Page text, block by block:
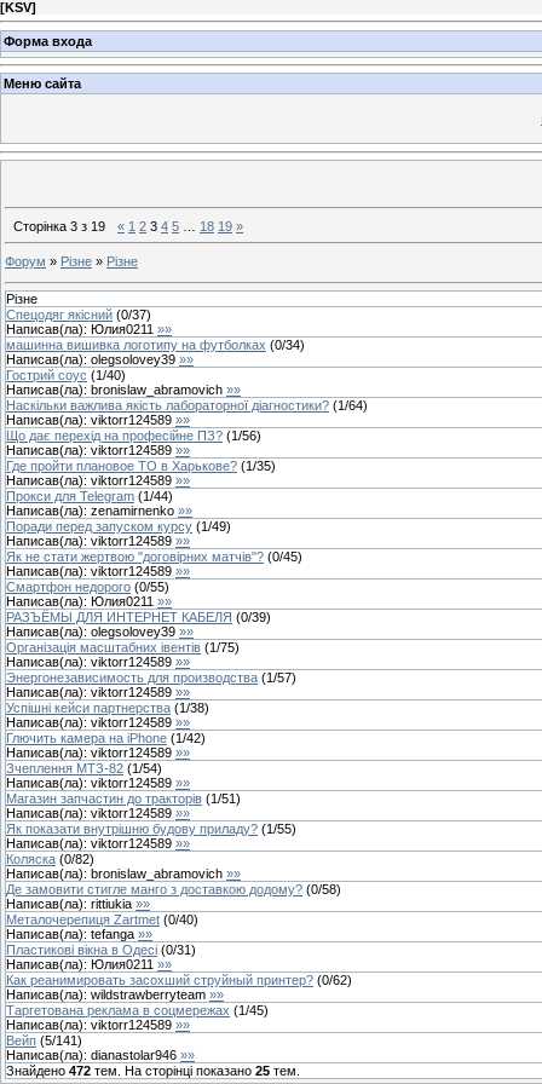
[KSV]
Форма входа
Меню сайта
Сторінка 3 з 19 « 1 2 3 4 5 18 19 »
Форум » Різне » Різне
Різне
Спецодяг якісний (0/37)
Написав(ла): Юлия0211 »»
машинна вишивка логотипу на футболках (0/34)
Написав(ла): olegsolovey39 »»
Гострий соус (1/40)
Написав(ла): bronislaw_abramovich »»
Наскільки важлива якість лабораторної діагностики? (1/64)
Написав(ла): viktorr124589 »»
Що дає перехід на професійне ПЗ? (1/56)
Написав(ла): viktorr124589 »»
Где пройти плановое ТО в Харькове? (1/35)
Написав(ла): viktorr124589 »»
Прокси для Telegram (1/44)
Написав(ла): zenamirnenko »»
Поради перед запуском курсу (1/49)
Написав(ла): viktorr124589 »»
Як не стати жертвою "договірних матчів"? (0/45)
Написав(ла): viktorr124589 »»
Смартфон недорого (0/55)
Написав(ла): Юлия0211 »»
РАЗЪЁМЫ ДЛЯ ИНТЕРНЕТ КАБЕЛЯ (0/39)
Написав(ла): olegsolovey39 »»
Організація масштабних івентів (1/75)
Написав(ла): viktorr124589 »»
Энергонезависимость для производства (1/57)
Написав(ла): viktorr124589 »»
Успішні кейси партнерства (1/38)
Написав(ла): viktorr124589 »»
Глючить камера на iPhone (1/42)
Написав(ла): viktorr124589 »»
Зчеплення МТЗ-82 (1/54)
Написав(ла): viktorr124589 »»
Магазин запчастин до тракторів (1/51)
Написав(ла): viktorr124589 »»
Як показати внутрішню будову приладу? (1/55)
Написав(ла): viktorr124589 »»
Коляска (0/82)
Написав(ла): bronislaw_abramovich »»
Де замовити стигле манго з доставкою додому? (0/58)
Написав(ла): rittiukia »»
Металочерепиця Zartmet (0/40)
Написав(ла): tefanga »»
Пластикові вікна в Одесі (0/31)
Написав(ла): Юлия0211 »»
Как реанимировать засохший струйный принтер? (0/62)
Написав(ла): wildstrawberryteam »»
Таргетована реклама в соцмережах (1/45)
Написав(ла): viktorr124589 »»
Вейп (5/141)
Написав(ла): dianastolar946 »»
Знайдено 472 тем. На сторінці показано 25 тем.